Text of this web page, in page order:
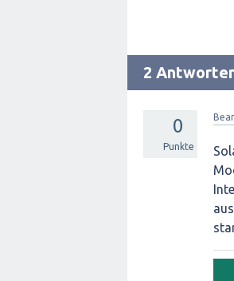
2
0
Punkte